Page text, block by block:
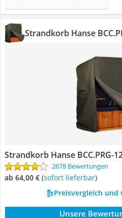
Strandkorb Hanse
Strandkorb Hanse BCC.PRG-
2678 Bewertungen
ab 64,00 € ( Sofort lieferbar)
Preisvergleich und
Unsere